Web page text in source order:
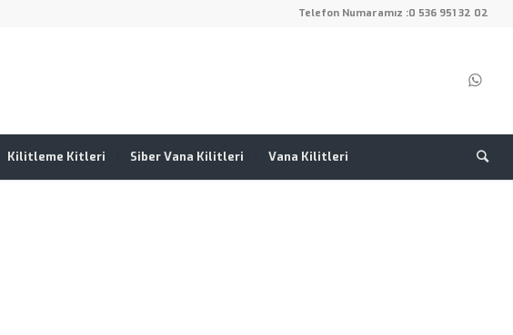
Telefon Numaramız :0 536 951 32 02
Kilitleme Kitleri Siber Vana Kilitleri Vana Kilitleri